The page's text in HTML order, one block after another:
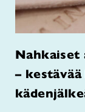
Nahkaiset
–